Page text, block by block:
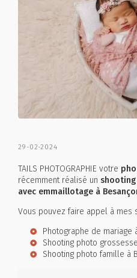
29-02-2024
TAILS PHOTOGRAPHIE votre
récemment réalisé un
avec emmaillotage à
Vous pouvez faire appel à mes
Photographe de mariage
Shooting photo
Shooting photo famille à